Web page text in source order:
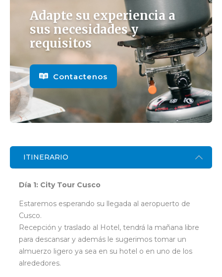
Adapte su experiencia a
sus necesidades y
requisitos
Contactenos
ITINERARIO
Día 1: City Tour Cusco
Estaremos esperando su llegada al aeropuerto de
Cusco.
Recepción y traslado al Hotel, tendrá la mañana libre
para descansar y además le sugerimos tomar un
almuerzo ligero ya sea en su hotel o en uno de los
alrededores.